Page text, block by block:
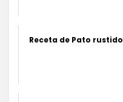
Receta de Pato rustido